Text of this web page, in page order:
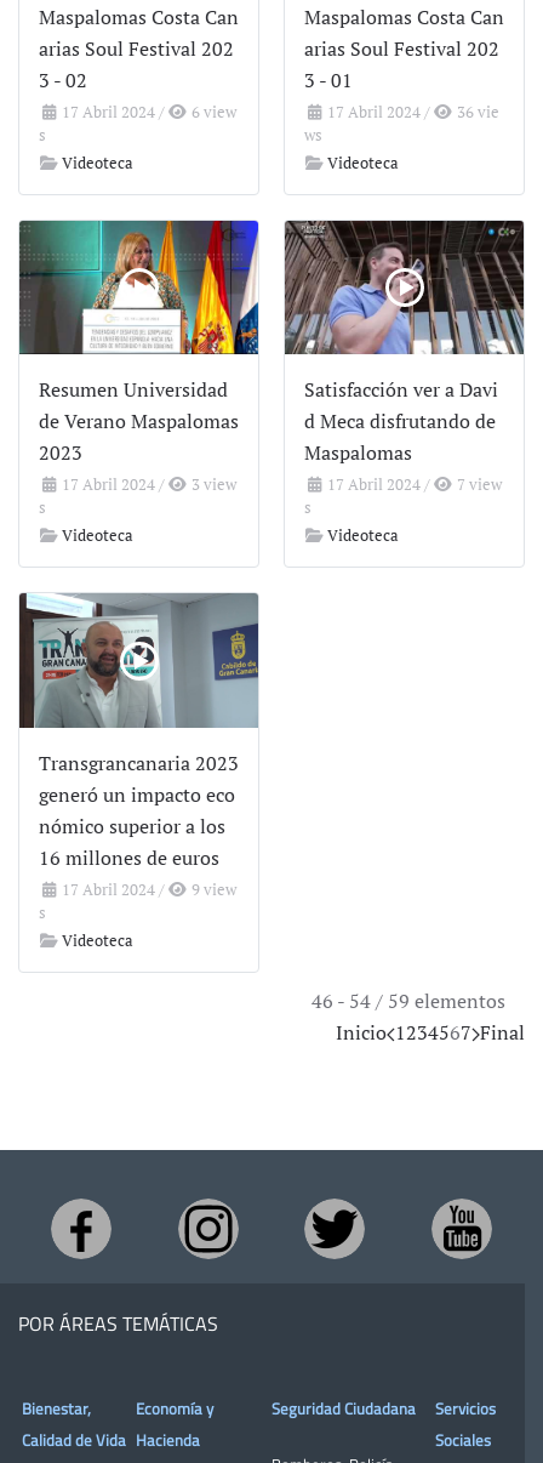
Maspalomas Costa Can
arias Soul Festival 202
3 - 02
17 Abril 2024 /
6 view
s
Videoteca
Maspalomas Costa Can
arias Soul Festival 202
3 - 01
17 Abril 2024 /
36 vie
ws
Videoteca
Resumen Universidad
de Verano Maspalomas
2023
17 Abril 2024/
3 view
s
Videoteca
Satisfacción ver a Davi
d Meca disfrutando de
Maspalomas
17 Abril 2024/
7 view
s
Videoteca
Transgrancanaria 2023
generó un impacto eco
nómico superior a los
16 millones de euros
17 Abril 2024/
9 view
s
Videoteca
46 - 54 / 59 elementos
Inicio 1234567 Final
POR ÁREAS TEMÁTICAS
Bienestar,
Calidad de Vida
Economía y
Hacienda
Seguridad Ciudadana
Servicios
Sociales